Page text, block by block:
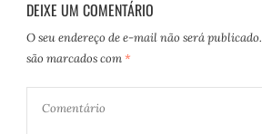
DEIXE UM COMENTÁRIO
O seu endereço de e-mail não será publicado.
são marcados com *